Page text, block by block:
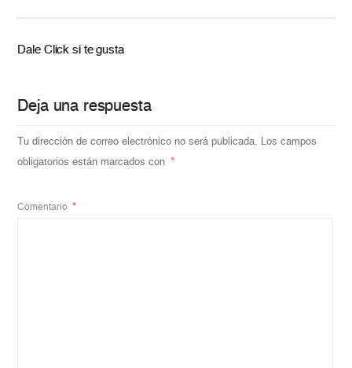
Dale Click si te gusta
Deja una respuesta
Tu dirección de correo electrónico no será publicada. Los campos
obligatorios están marcados con
*
Comentario *